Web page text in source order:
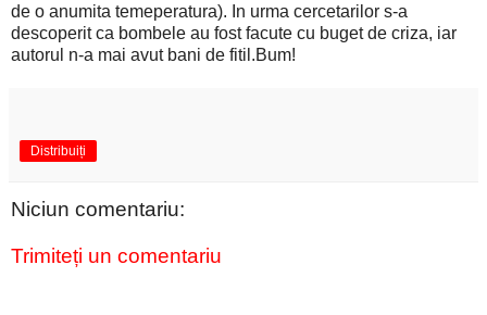
de o anumita temeperatura). In urma cercetarilor s-a
descoperit ca bombele au fost facute cu buget de criza, iar
autorul n-a mai avut bani de fitil.Bum!
Distribuiți
Niciun comentariu:
Trimiteți un comentariu